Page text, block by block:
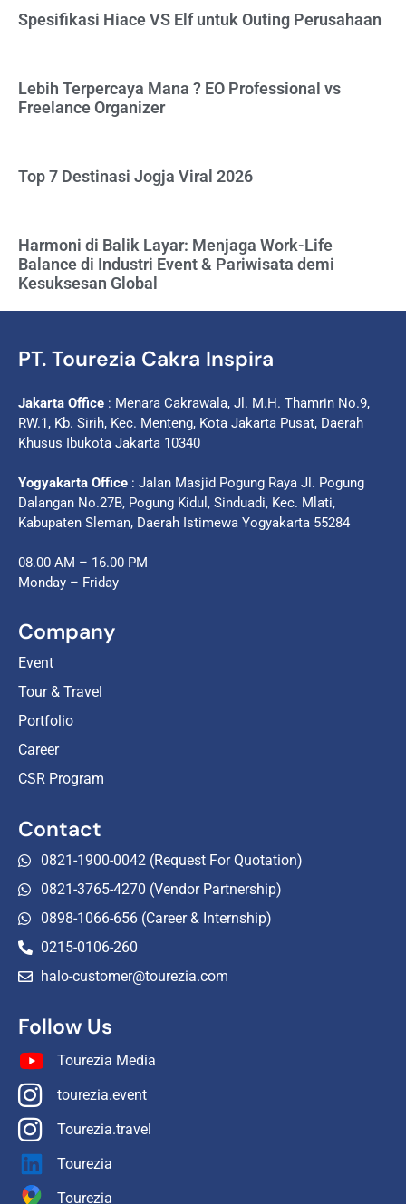
Spesifikasi Hiace VS Elf untuk Outing Perusahaan
Lebih Terpercaya Mana ? EO Professional vs
Freelance Organizer
Top 7 Destinasi Jogja Viral 2026
Harmoni di Balik Layar: Menjaga Work-Life
Balance di Industri Event & Pariwisata demi
Kesuksesan Global
PT. Tourezia Cakra Inspira
Jakarta Office : Menara Cakrawala, Jl. M.H. Thamrin No.9,
RW.1, Kb. Sirih, Kec. Menteng, Kota Jakarta Pusat, Daerah
Khusus Ibukota Jakarta 10340
Yogyakarta Office : Jalan Masjid Pogung Raya Jl. Pogung
Dalangan No.27B, Pogung Kidul, Sinduadi, Kec. Mlati,
Kabupaten Sleman, Daerah Istimewa Yogyakarta 55284
08.00 AM – 16.00 PM
Monday – Friday
Company
Event
Tour & Travel
Portfolio
Career
CSR Program
Contact
0821-1900-0042 (Request For Quotation)
0821-3765-4270 (Vendor Partnership)
0898-1066-656 (Career & Internship)
0215-0106-260
halo-customer@tourezia.com
Follow Us
Tourezia Media
tourezia.event
Tourezia.travel
Tourezia
Tourezia